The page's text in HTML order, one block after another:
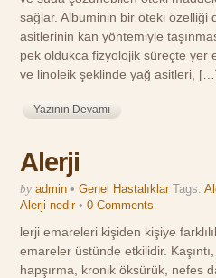
sağlar. Albuminin bir öteki özelliği
asitlerinin kan yöntemiyle
pek oldukca fizyolojik süreçte yer
ve linoleik şeklinde yağ asitleri,
Yazının Devamı
Alerji
by admin • Genel Hastalıklar Tags:
Alerji nedir •0 Comments
lerji emareleri kişiden kişiye
emareler üstünde etkilidir. Kaşıntı,
hapşırma, kronik öksürük, nefes